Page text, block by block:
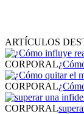
ARTÍCULOS
CORPORAL
CORPORAL
CORPORAL